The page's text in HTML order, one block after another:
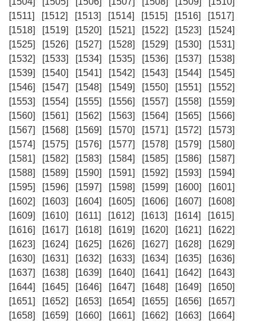
[1511]
[1512] [1513] [1514] [1515] [1516]
[1517]
[1518]
[1519] [1520] [1521] [1522] [1523]
[1524]
[1525]
[1526] [1527] [1528] [1529] [1530]
[1531]
[1532]
[1533] [1534] [1535] [1536] [1537]
[1538]
[1539]
[1540] [1541] [1542] [1543] [1544]
[1545]
[1546]
[1547] [1548] [1549] [1550] [1551]
[1552]
[1553]
[1554] [1555] [1556] [1557] [1558]
[1559]
[1560]
[1561] [1562] [1563] [1564] [1565]
[1566]
[1567]
[1568] [1569] [1570] [1571] [1572]
[1573]
[1574]
[1575] [1576] [1577] [1578] [1579]
[1580]
[1581]
[1582] [1583] [1584] [1585] [1586]
[1587]
[1588]
[1589] [1590] [1591] [1592] [1593]
[1594]
[1595]
[1596] [1597] [1598] [1599] [1600]
[1601]
[1602]
[1603] [1604] [1605] [1606] [1607]
[1608]
[1609]
[1610] [1611] [1612] [1613] [1614]
[1615]
[1616]
[1617] [1618] [1619] [1620] [1621]
[1622]
[1623]
[1624] [1625] [1626] [1627] [1628]
[1629]
[1630]
[1631] [1632] [1633] [1634] [1635]
[1636]
[1637]
[1638] [1639] [1640] [1641] [1642]
[1643]
[1644]
[1645] [1646] [1647] [1648] [1649]
[1650]
[1651]
[1652] [1653] [1654] [1655] [1656]
[1657]
[1658]
[1659] [1660] [1661] [1662] [1663]
[1664]